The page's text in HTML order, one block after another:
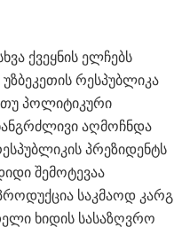
ქვეყნის ელჩებს
რესპუბლიკა
თუ პოლიტიკური
აღმოჩნდა
პრეზიდენტს
შემოტევაა
საკმაოდ კარგ
ხიდის სასაზღვრო